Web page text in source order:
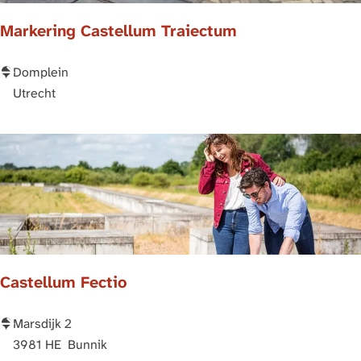
i
n
Markering Castellum Traiectum
M
k
r
i
n
g
C
a
t
Domplein
Utrecht
Castellum Fectio
C Marsdijk 2
3981 HE Bunnik